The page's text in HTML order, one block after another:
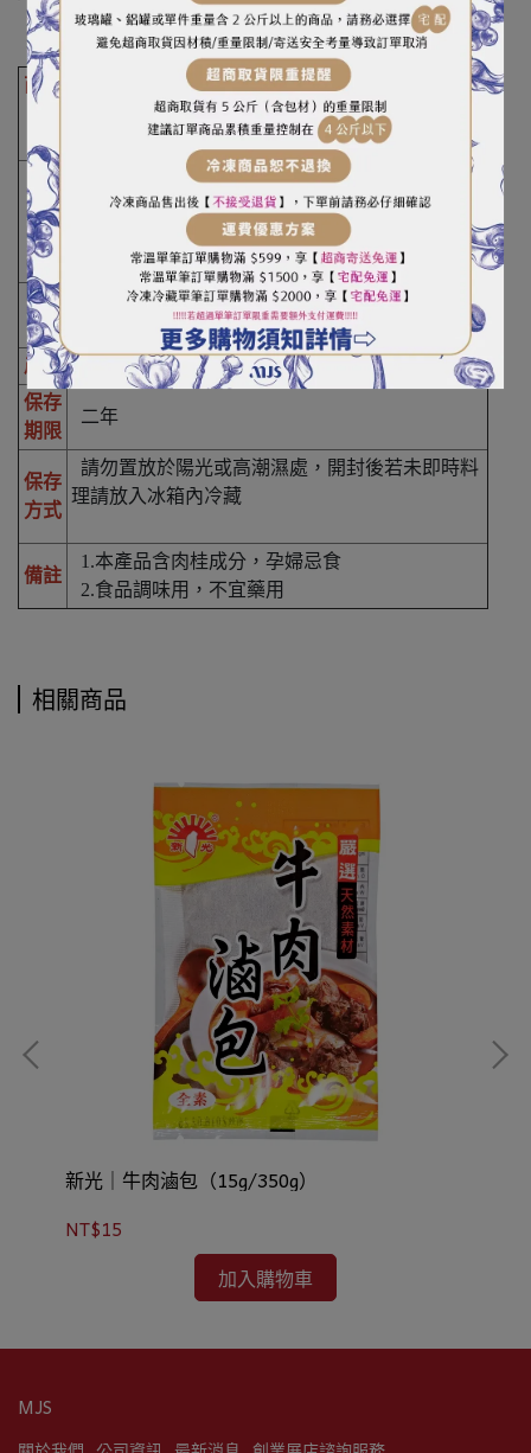
商品
稱
新光羊肉爐
重
（容
）
量
成
分
當歸、肉桂、川芎、熟地、紅棗、白芍、青茋
產地 台灣
保存
期限
二年
保存
方式
請勿置放於陽光或高潮濕處，開封後若未即時料
理請放入冰箱內冷藏
備註
1.本產品含肉桂成分，孕婦忌食
2.食品調味用，不宜藥用
相關商品
新光｜牛肉滷包（15g/350g）
NT$15
加入購物車
MJS